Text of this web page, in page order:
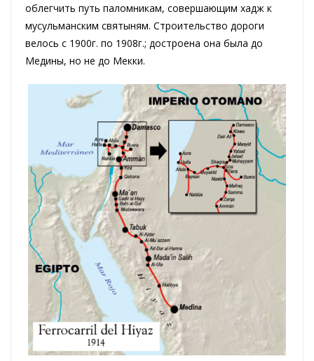
облегчить путь паломникам, совершающим хадж к
мусульманским святыням. Строительство дороги
велось с 1900г. по 1908г.; достроена она была до
Медины, но не до Мекки.